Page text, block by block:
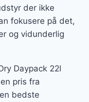
der ikke
fokusere på det,
og vidunderlig
Daypack 22l
pris fra
bedste